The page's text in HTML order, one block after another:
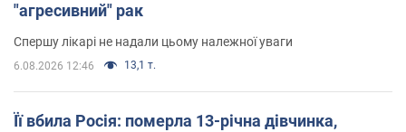
"агресивний" рак
Спершу лікарі не надали цьому належної уваги
6.08.2026 12:46 13,1 т.
Її вбила Росія: померла 13-річна дівчинка,